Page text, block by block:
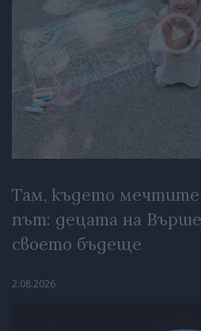
Там, където
път: децата на
своето бъдеще
2.08.2026